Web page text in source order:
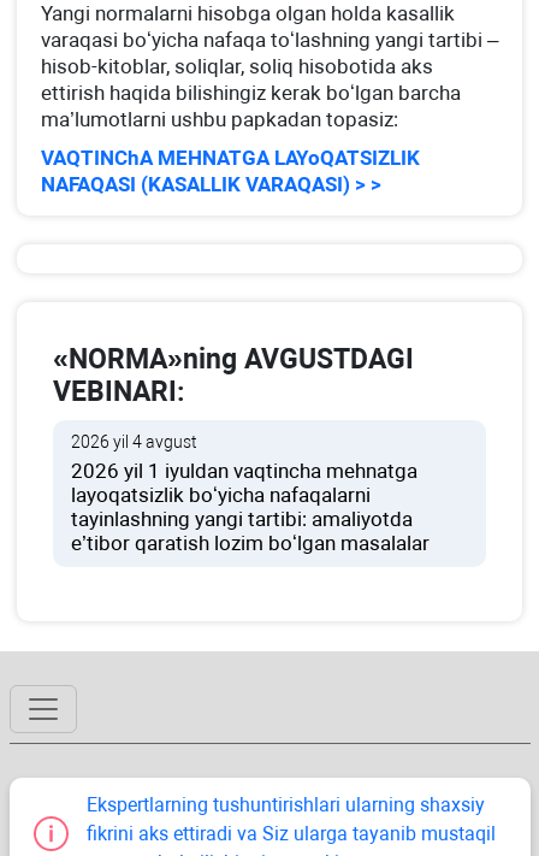
Yangi normalarni hisobga olgan holda kasallik
varaqasi boʻyicha nafaqa toʻlashning yangi tartibi –
hisob-kitoblar, soliqlar, soliq hisobotida aks
ettirish haqida bilishingiz kerak boʻlgan barcha
ma’lumotlarni ushbu papkadan topasiz:
VAQTINChA MEHNATGA LAYoQATSIZLIK
NAFAQASI (KASALLIK VARAQASI) > >
«NORMA»ning AVGUSTDAGI
VEBINARI:
2026 yil 4 avgust
2026 yil 1 iyuldan vaqtincha mehnatga
layoqatsizlik boʻyicha nafaqalarni
tayinlashning yangi tartibi: amaliyotda
e’tibor qaratish lozim boʻlgan masalalar
Ekspertlarning tushuntirishlari ularning shaхsiy
fikrini aks ettiradi va Siz ularga tayanib mustaqil